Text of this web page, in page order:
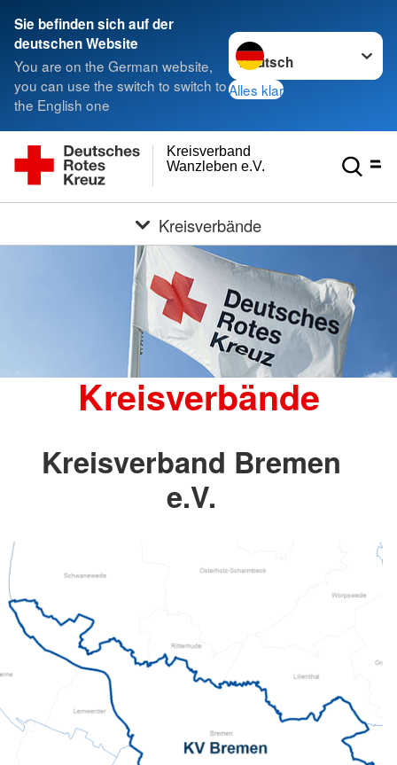
Sie befinden sich auf der
deutschen Website
You are on the German website,
you can use the switch to switch to
the English one
Sprache wechseln zu
Alles klar
Wanzleben e.V.
Kreisverband
Kreisverbände
Kreisverbände
Kreisverband Bremen
e.V.